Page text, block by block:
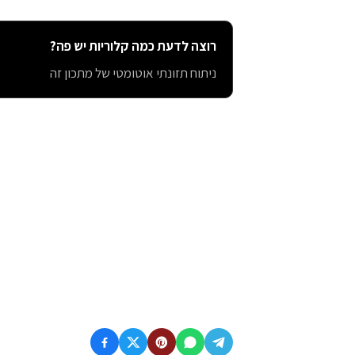
רוצה לדעת כמה קלוריות יש פה?
ניתוח תזונתי אוטומטי של מתכון זה